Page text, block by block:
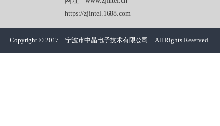
https://zjintel.1688.com
Copyright © 2017 宁波市中晶电子技术有限公司 All Rights Reserved.